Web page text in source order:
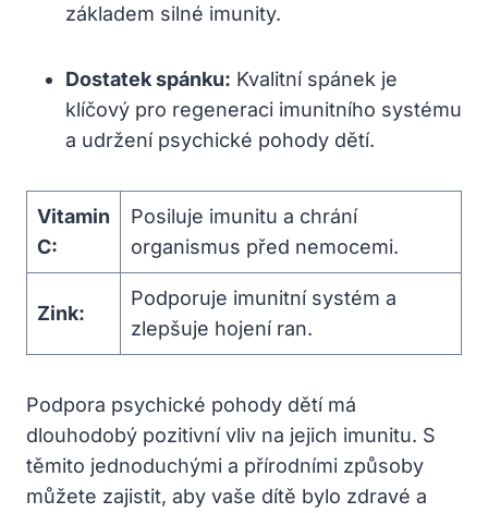
základem silné imunity.
Dostatek spánku: Kvalitní spánek je
klíčový pro regeneraci imunitního systému
a udržení psychické pohody dětí.
Vitamin
C:
Posiluje imunitu a chrání
organismus před nemocemi.
Zink:
Podporuje imunitní systém a
zlepšuje hojení ran.
Podpora psychické pohody dětí má
dlouhodobý pozitivní vliv na jejich imunitu. S
těmito jednoduchými a přírodními způsoby
můžete zajistit, aby vaše dítě bylo zdravé a